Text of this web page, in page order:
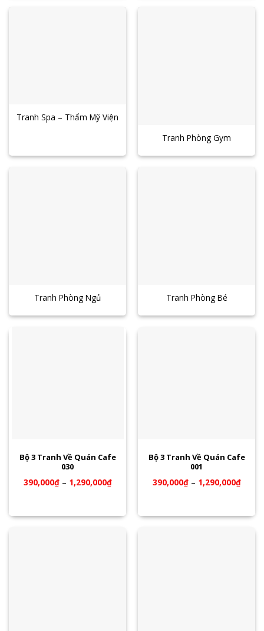
Tranh Spa – Thẩm Mỹ Viện
Tranh Phòng Gym
Tranh Phòng Ngủ Tranh Phòng Bé
Bộ 3 Tranh Về Quán Cafe
030
390,000₫– 1,290,000₫
Bộ 3 Tranh Về Quán Cafe
001
390,000₫– 1,290,000₫